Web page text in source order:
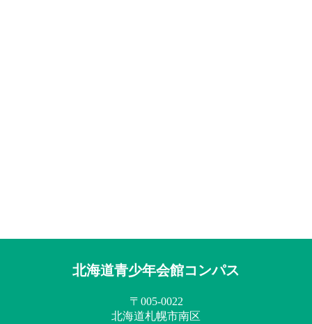
北海道青少年会館コンパス
〒005-0022
北海道札幌市南区